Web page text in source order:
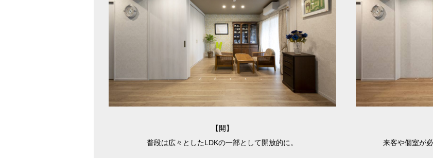
【開】
普段は広々としたLDKの一部として開放的に。
来客や個室が